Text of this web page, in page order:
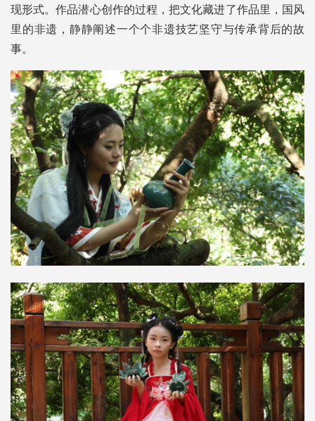
现形式。作品潜心创作的过程，把文化藏进了作品里，国风
里的非遗，静静阐述一个个非遗技艺坚守与传承背后的故
事。